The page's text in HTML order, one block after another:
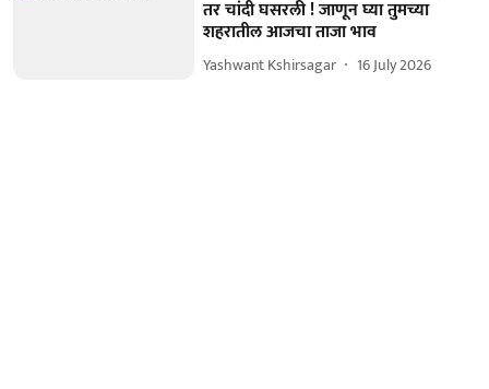
तर चांदी घसरली ! जाणून घ्या तुमच्या
शहरातील आजचा ताजा भाव
Yashwant Kshirsagar 16 July 2026